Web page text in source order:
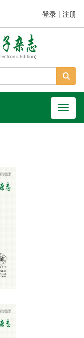
登录 | 注册
导航